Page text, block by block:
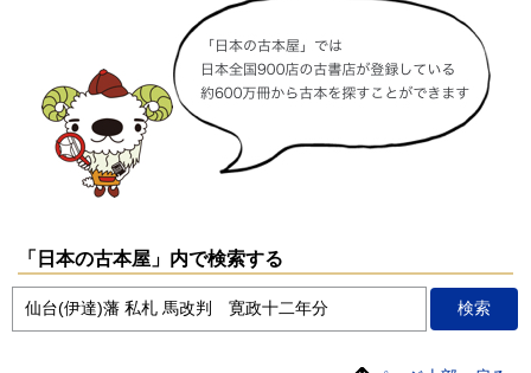
「日本の古本屋」内で検索する